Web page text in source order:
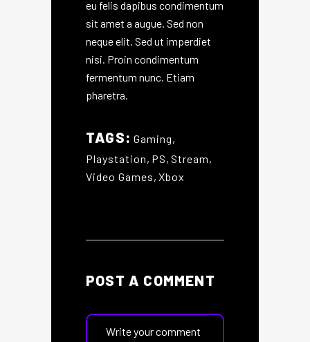
eu felis dapibus condimentum
sit amet a augue. Sed non
neque elit. Sed ut imperdiet
nisi. Proin condimentum
fermentum nunc. Etiam
pharetra.
TAGS: Gaming,
Playstation, PS, Stream,
Video Games, Xbox
POST A COMMENT